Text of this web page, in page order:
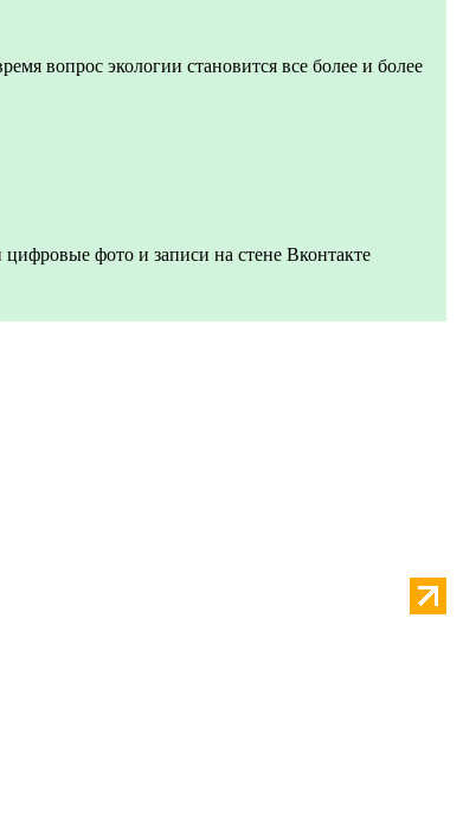
вопрос экологии становится все более и более
фото и записи на стене Вконтакте